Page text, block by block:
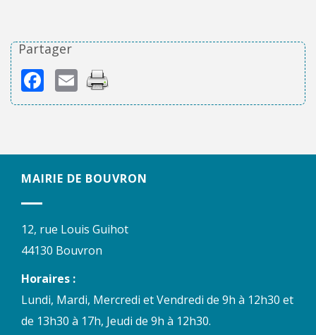
Partager
Facebook
Email
MAIRIE DE BOUVRON
12, rue Louis Guihot
44130 Bouvron
Horaires :
Lundi, Mardi, Mercredi et Vendredi de 9h à 12h30 et
de 13h30 à 17h, Jeudi de 9h à 12h30.